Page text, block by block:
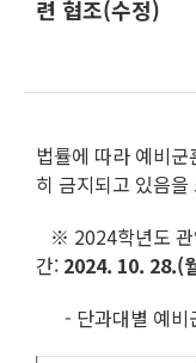
련 협조(수정)
법률에 따라 예비
히 금지되고 있음
※ 2024학년도 관
간: 2024. 10. 28.(
- 단과대별 예비